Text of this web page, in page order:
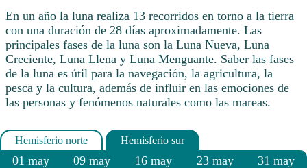
En un año la luna realiza 13 recorridos en torno a la tierra
con una duración de 28 días aproximadamente. Las
principales fases de la luna son la Luna Nueva, Luna
Creciente, Luna Llena y Luna Menguante. Saber las fases
de la luna es útil para la navegación, la agricultura, la
pesca y la cultura, además de influir en las emociones de
las personas y fenómenos naturales como las mareas.
01 may 09 may 16 may 23 may 31 may